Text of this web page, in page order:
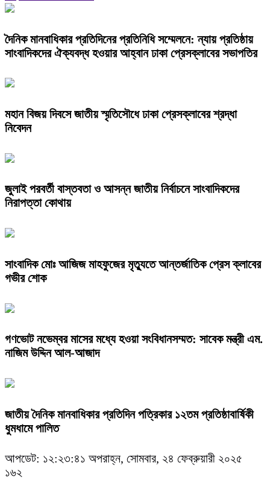
দৈনিক মানবাধিকার প্রতিদিনের প্রতিনিধি সম্মেলনে: ন্যায় প্রতিষ্ঠায়
সাংবাদিকদের ঐক্যবদ্ধ হওয়ার আহ্বান ঢাকা প্রেসক্লাবের সভাপতির
মহান বিজয় দিবসে জাতীয় স্মৃতিসৌধে ঢাকা প্রেসক্লাবের শ্রদ্ধা
নিবেদন
জুলাই পরবর্তী বাস্তবতা ও আসন্ন জাতীয় নির্বাচনে সাংবাদিকদের
নিরাপত্তা কোথায়
সাংবাদিক মোঃ আজিজ মাহফুজের মৃত্যুতে আন্তর্জাতিক প্রেস ক্লাবের
গভীর শোক
গণভোট নভেম্বর মাসের মধ্যে হওয়া সংবিধানসম্মত: সাবেক মন্ত্রী এম.
নাজিম উদ্দিন আল-আজাদ
জাতীয় দৈনিক মানবাধিকার প্রতিদিন পত্রিকার ১২তম প্রতিষ্ঠাবার্ষিকী
ধুমধামে পালিত
আপডেট: ১২:২৩:৪১ অপরাহ্ন, সোমবার, ২৪ ফেব্রুয়ারী ২০২৫
১৬২